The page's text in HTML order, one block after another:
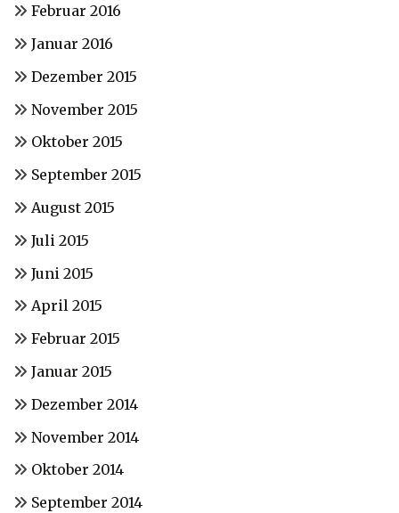
Februar 2016
Januar 2016
Dezember 2015
November 2015
Oktober 2015
September 2015
August 2015
Juli 2015
Juni 2015
April 2015
Februar 2015
Januar 2015
Dezember 2014
November 2014
Oktober 2014
September 2014